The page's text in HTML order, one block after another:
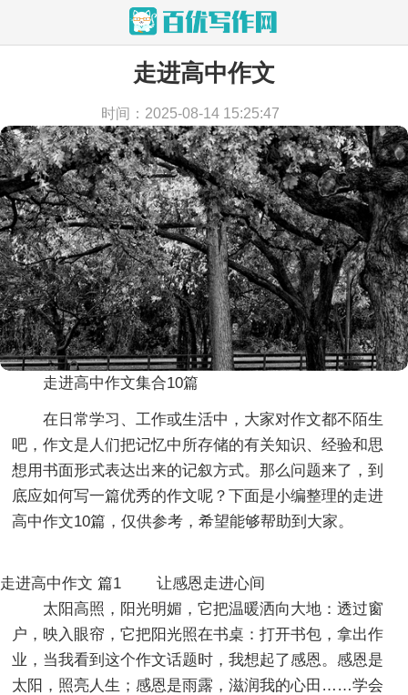
当前位置：首页 > 作文 >
走进高中作文
时间：2025-08-14 15:25:47
走进高中作文集合10篇
在日常学习、工作或生活中，大家对作文都不陌生
吧，作文是人们把记忆中所存储的有关知识、经验和思
想用书面形式表达出来的记叙方式。那么问题来了，到
底应如何写一篇优秀的作文呢？下面是小编整理的走进
高中作文10篇，仅供参考，希望能够帮助到大家。
走进高中作文 篇1 让感恩走进心间
太阳高照，阳光明媚，它把温暖洒向大地：透过窗
户，映入眼帘，它把阳光照在书桌：打开书包，拿出作
业，当我看到这个作文话题时，我想起了感恩。感恩是
太阳，照亮人生；感恩是雨露，滋润我的心田……学会